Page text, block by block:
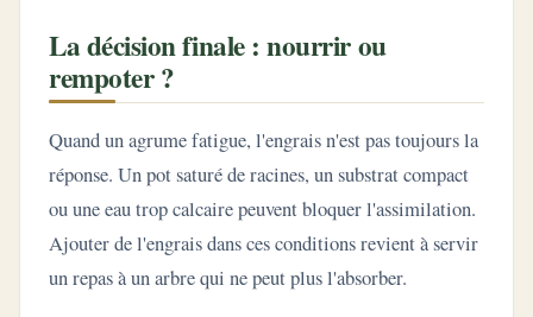
La décision finale : nourrir ou
rempoter ?
Quand un agrume fatigue, l'engrais n'est pas toujours la
réponse. Un pot saturé de racines, un substrat compact
ou une eau trop calcaire peuvent bloquer l'assimilation.
Ajouter de l'engrais dans ces conditions revient à servir
un repas à un arbre qui ne peut plus l'absorber.